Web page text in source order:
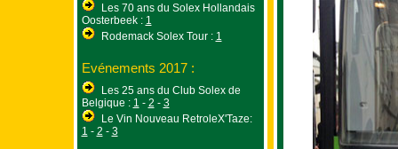
Les 70 ans du Solex Hollandais
Oosterbeek : 1
Rodemack Solex Tour : 1
Evénements 2017 :
Les 25 ans du Club Solex de
Belgique : 1 - 2 - 3
Le Vin Nouveau RetroleX'Taze:
1 - 2 - 3